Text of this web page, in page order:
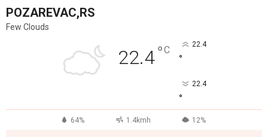
POZAREVAC,RS
Few Clouds
22.4°C 22.4
°
22.4
°
64% 1.4kmh 12%